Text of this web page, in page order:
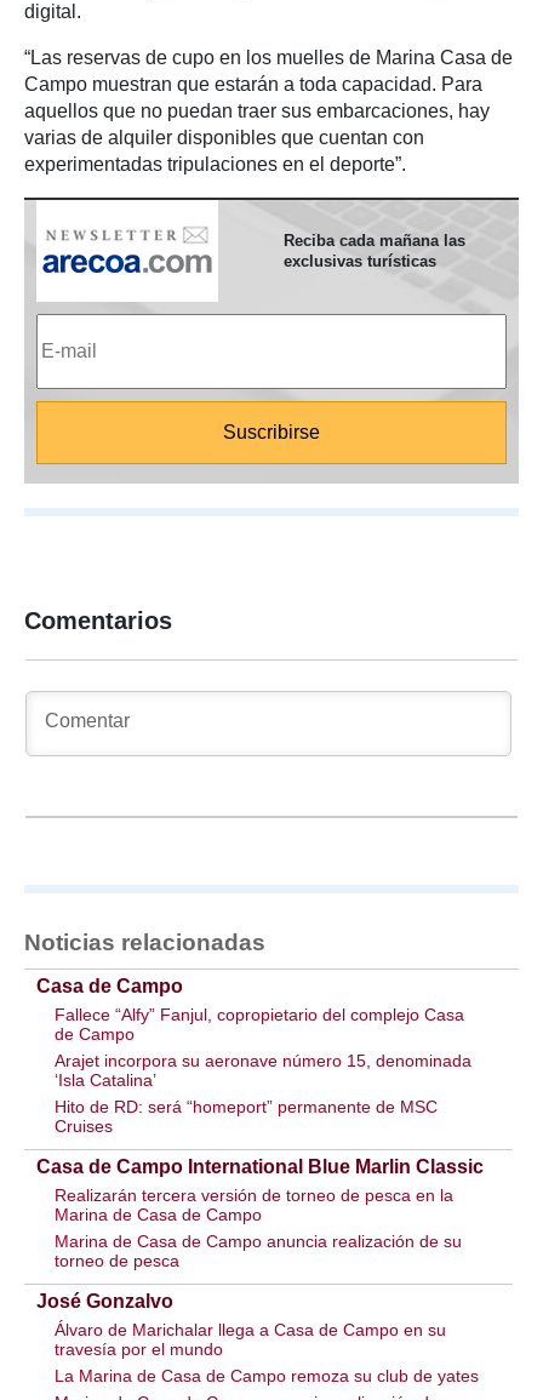
digital.
“Las reservas de cupo en los muelles de Marina Casa de
Campo muestran que estarán a toda capacidad. Para
aquellos que no puedan traer sus embarcaciones, hay
varias de alquiler disponibles que cuentan con
experimentadas tripulaciones en el deporte”.
Reciba cada mañana las
exclusivas turísticas
Comentarios
Noticias relacionadas
Casa de Campo
Fallece “Alfy” Fanjul, copropietario del complejo Casa
de Campo
Arajet incorpora su aeronave número 15, denominada
‘Isla Catalina’
Hito de RD: será “homeport” permanente de MSC
Cruises
Casa de Campo International Blue Marlin Classic
Realizarán tercera versión de torneo de pesca en la
Marina de Casa de Campo
Marina de Casa de Campo anuncia realización de su
torneo de pesca
José Gonzalvo
Álvaro de Marichalar llega a Casa de Campo en su
travesía por el mundo
La Marina de Casa de Campo remoza su club de yates